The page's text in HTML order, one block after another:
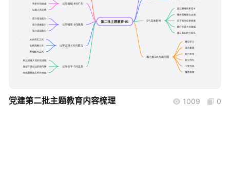
boardmix
党建第二批主题教育内容梳理 1009 0